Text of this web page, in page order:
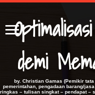
demi
by. Christian Gamas (Pemikir
pemerintahan, pengadaan barang/
ringkas – tulisan singkat – pendapat –